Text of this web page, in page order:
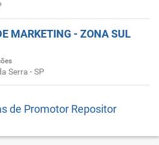
MARKETING - ZONA SUL
Serra - SP
de Promotor Repositor